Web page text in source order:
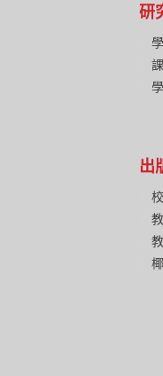
研
出